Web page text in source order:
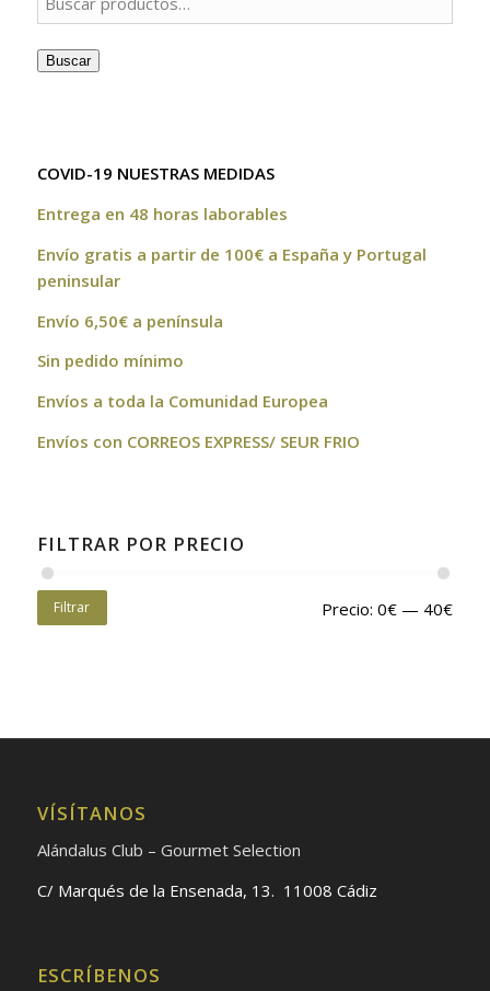
Buscar
COVID-19 NUESTRAS MEDIDAS
Entrega en 48 horas laborables
Envío gratis a partir de 100€ a España y Portugal
peninsular
Envío 6,50€ a península
Sin pedido mínimo
Envíos a toda la Comunidad Europea
Envíos con CORREOS EXPRESS/ SEUR FRIO
FILTRAR POR PRECIO
Filtrar Precio:0€ — 40€
VÍSÍTANOS
Alándalus Club – Gourmet Selection
C/ Marqués de la Ensenada, 13. 11008 Cádiz
ESCRÍBENOS